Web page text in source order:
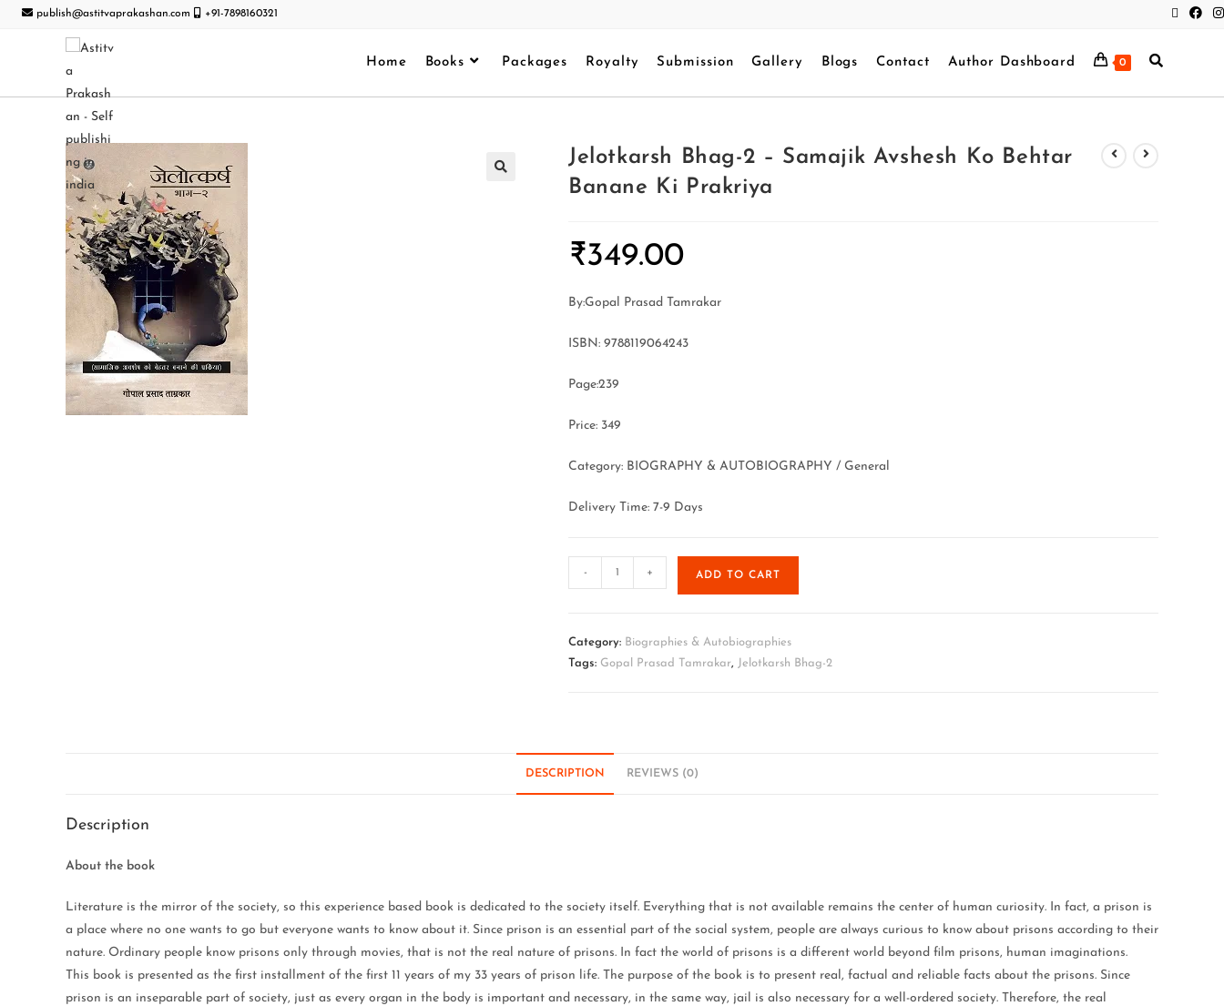
publish@astitvaprakashan.com +91-7898160321
Home Books Packages Royalty Submission Gallery Blogs Contact Author Dashboard 0
Jelotkarsh Bhag-2 – Samajik Avshesh Ko Behtar
Banane Ki Prakriya
₹349.00
By:Gopal Prasad Tamrakar
ISBN: 9788119064243
Page:239
Price: 349
Category: BIOGRAPHY & AUTOBIOGRAPHY / General
Delivery Time: 7-9 Days
- + ADD TO CART
Category: Biographies & Autobiographies
Tags: Gopal Prasad Tamrakar, Jelotkarsh Bhag-2
DESCRIPTION REVIEWS (0)
Description
About the book
Literature is the mirror of the society, so this experience based book is dedicated to the society itself. Everything that is not available remains the center of human curiosity. In fact, a prison is
a place where no one wants to go but everyone wants to know about it. Since prison is an essential part of the social system, people are always curious to know about prisons according to their
nature. Ordinary people know prisons only through movies, that is not the real nature of prisons. In fact the world of prisons is a different world beyond film prisons, human imaginations.
This book is presented as the first installment of the first 11 years of my 33 years of prison life. The purpose of the book is to present real, factual and reliable facts about the prisons. Since
prison is an inseparable part of society, just as every organ in the body is important and necessary, in the same way, jail is also necessary for a well-ordered society. Therefore, the real